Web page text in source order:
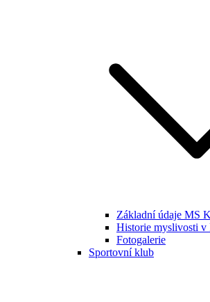
Základní údaje MS
Historie myslivosti v
Fotogalerie
Sportovní klub